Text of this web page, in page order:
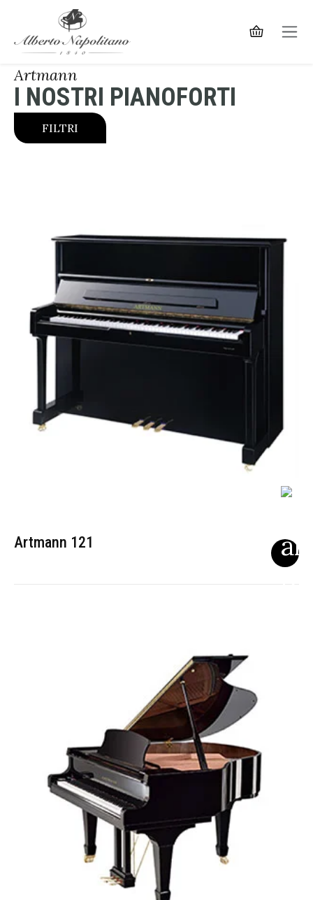
Artmann
I NOSTRI PIANOFORTI
FILTRI
Artmann 121